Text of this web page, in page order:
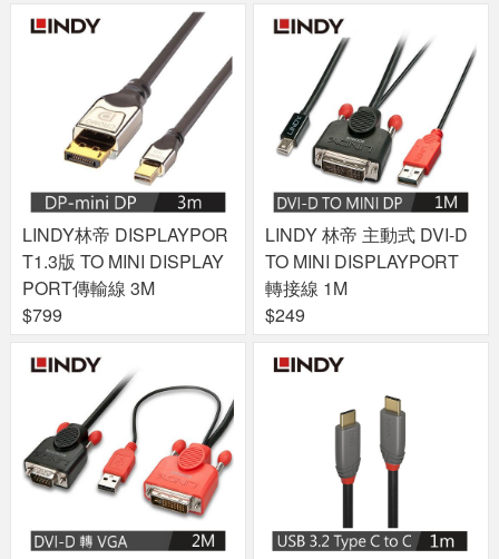
LINDY林帝 DISPLAYPOR
T1.3版 TO MINI DISPLAY
PORT傳輸線 3M
$799
LINDY 林帝 主動式 DVI-D
TO MINI DISPLAYPORT
轉接線 1M
$249